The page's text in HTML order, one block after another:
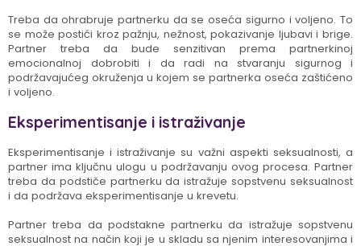
Treba da ohrabruje partnerku da se oseća sigurno i voljeno. To
se može postići kroz pažnju, nežnost, pokazivanje ljubavi i brige.
Partner treba da bude senzitivan prema partnerkinoj
emocionalnoj dobrobiti i da radi na stvaranju sigurnog i
podržavajućeg okruženja u kojem se partnerka oseća zaštićeno
i voljeno.
Eksperimentisanje i istraživanje
Eksperimentisanje i istraživanje su važni aspekti seksualnosti, a
partner ima ključnu ulogu u podržavanju ovog procesa. Partner
treba da podstiče partnerku da istražuje sopstvenu seksualnost
i da podržava eksperimentisanje u krevetu.
Partner treba da podstakne partnerku da istražuje sopstvenu
seksualnost na način koji je u skladu sa njenim interesovanjima i